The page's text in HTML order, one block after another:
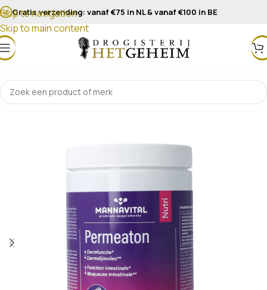
Skip to navigation
Skip to main content
Gratis verzending: vanaf €75 in NL & vanaf €100 in BE